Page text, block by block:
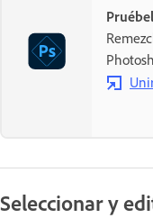
Seleccionar y